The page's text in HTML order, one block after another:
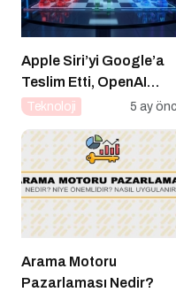
Apple Siri’yi Google’a
Teslim Etti, OpenAI
Bilgisayar Kullanmaya
Teknoloji 5 ay
Arama Motoru
Pazarlaması Nedir?